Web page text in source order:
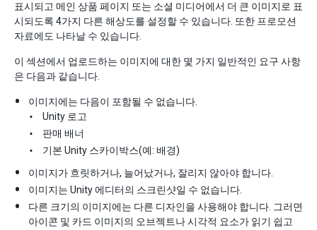
표시되고 메인 상품 페이지 또는 소셜 미디어에서 더 큰 이미지로 표
시되도록 4가지 다른 해상도를 설정할 수 있습니다. 또한 프로모션
자료에도 나타날 수 있습니다.
이 섹션에서 업로드하는 이미지에 대한 몇 가지 일반적인 요구 사항
은 다음과 같습니다.
이미지에는 다음이 포함될 수 없습니다.
Unity 로고
판매 배너
기본 Unity 스카이박스(예: 배경)
이미지가 흐릿하거나, 늘어났거나, 잘리지 않아야 합니다.
이미지는 Unity 에디터의 스크린샷일 수 없습니다.
다른 크기의 이미지에는 다른 디자인을 사용해야 합니다. 그러면
아이콘 및 카드 이미지의 오브젝트나 시각적 요소가 읽기 쉽고